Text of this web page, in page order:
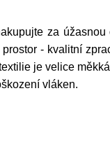
za úžasnou
- kvalitní
je velice
vláken.